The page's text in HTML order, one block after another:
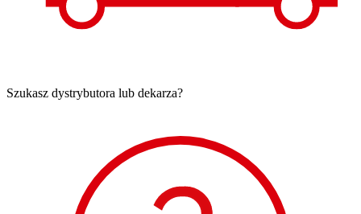
Szukasz dystrybutora lub dekarza?